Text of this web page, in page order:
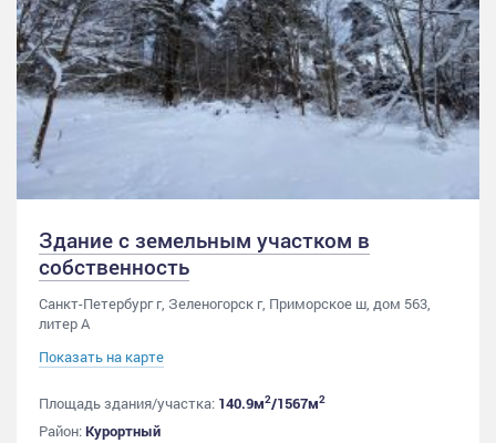
Здание с земельным участком в
собственность
Санкт-Петербург г, Зеленогорск г, Приморское ш, дом 563,
литер А
Показать на карте
Площадь здания/участка: 140.9м2/1567м2
Район:Курортный